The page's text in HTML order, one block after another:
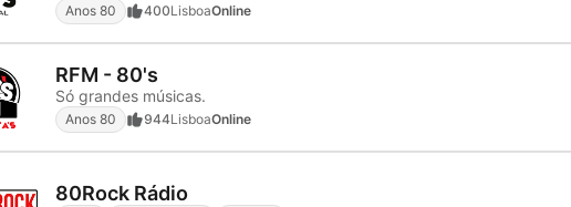
Anos 80 400LisboaOnline
RFM - 80's
Só grandes músicas.
Anos 80 944LisboaOnline
80Rock Rádio